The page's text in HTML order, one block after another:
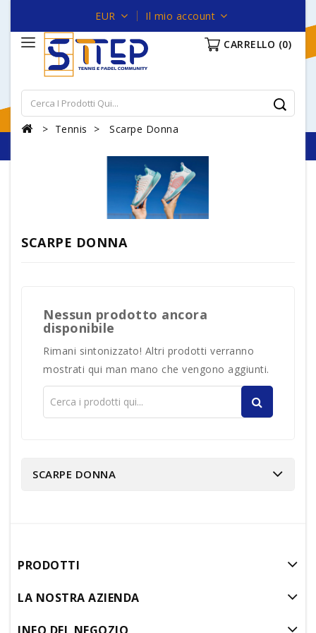
EUR Il mio account
CARRELLO (0)
Tennis Scarpe Donna
SCARPE DONNA
Nessun prodotto ancora
disponibile
Rimani sintonizzato! Altri prodotti verranno
mostrati qui man mano che vengono aggiunti.
SCARPE DONNA
PRODOTTI
LA NOSTRA AZIENDA